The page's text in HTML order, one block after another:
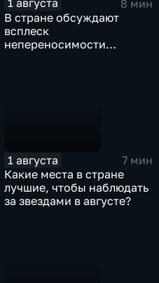
1 августа
8 мин
В стране обсуждают
всплеск
непереносимости
1 августа
7 мин
Какие места в стране
лучшие, чтобы наблюдать
за звездами в августе?